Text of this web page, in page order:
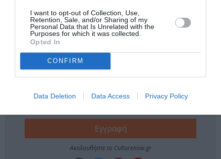
I want to opt-out of Collection, Use,
Retention, Sale, and/or Sharing of my
Personal Data that Is Unrelated with the
Purposes for which it was collected.
Opted In
CONFIRM
Data Deletion Data Access Privacy Policy
Tags
ΕΚΔΟΣΕΙΣ ΜΕΤΑΙΧΜΙΟ
Newsletter
Ακολουθήστε το Culturenow.gr